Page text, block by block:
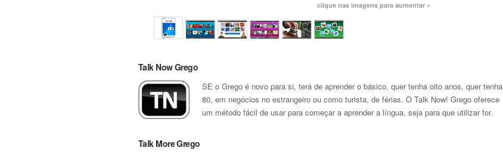
clique nas imagens para aumentar »
Talk Now Grego
SE o Grego é novo para si, terá de aprender o básico, quer tenha oito anos, quer tenha
80, em negócios no estrangeiro ou como turista, de férias. O Talk Now! Grego oferece
um método fácil de usar para começar a aprender a língua, seja para que utilizar for.
Talk More Grego